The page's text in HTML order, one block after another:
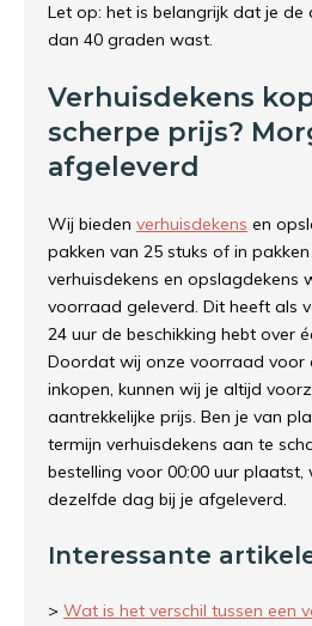
Let op: het is belangrijk dat je de
dan 40 graden wast.
Verhuisdekens
scherpe prijs?
afgeleverd
Wij bieden verhuisdekens en
pakken van 25 stuks of in
verhuisdekens en opslagdekens
voorraad geleverd. Dit heeft als
24 uur de beschikking hebt over
Doordat wij onze voorraad voor
inkopen, kunnen wij je altijd
aantrekkelijke prijs. Ben je van
termijn verhuisdekens aan te
bestelling voor 00:00 uur
dezelfde dag bij je afgeleverd.
Interessante
> Wat is het verschil tussen een